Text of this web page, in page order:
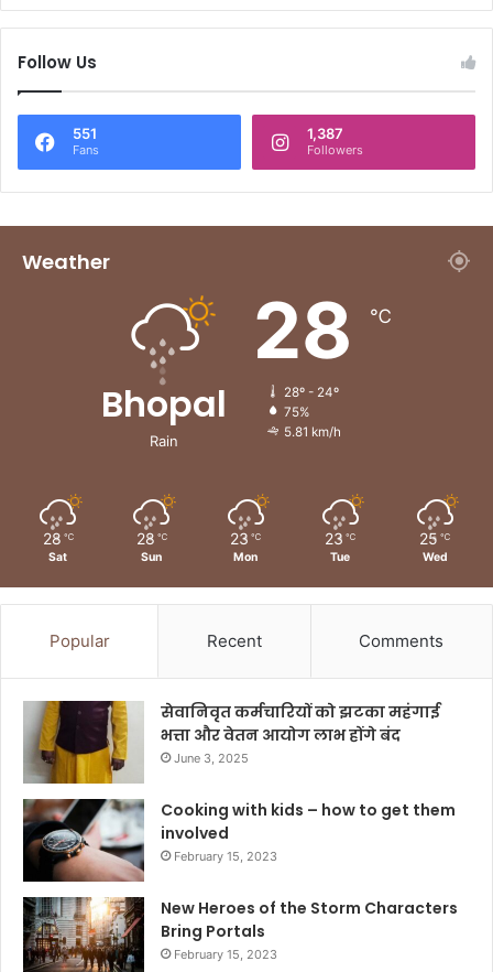
Follow Us
551
Fans
1,387
Followers
Weather
Bhopal
Rain
28 ℃
28º - 24º
75%
5.81 km/h
28 ℃
Sat
28 ℃
Sun
23 ℃
Mon
23 ℃
Tue
25 ℃
Wed
Popular Recent Comments
सेवानिवृत कर्मचारियों को झटका महंगाई
भत्ता और वेतन आयोग लाभ होंगे बंद
June 3, 2025
Cooking with kids – how to get them
involved
February 15, 2023
New Heroes of the Storm Characters
Bring Portals
February 15, 2023